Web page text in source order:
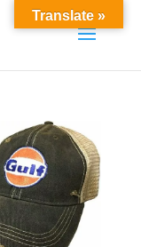
Translate »